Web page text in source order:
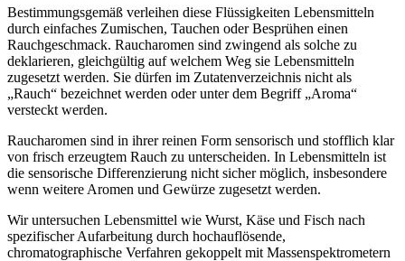
Bestimmungsgemäß verleihen diese Flüssigkeiten Lebensmitteln
durch einfaches Zumischen, Tauchen oder Besprühen einen
Rauchgeschmack. Raucharomen sind zwingend als solche zu
deklarieren, gleichgültig auf welchem Weg sie Lebensmitteln
zugesetzt werden. Sie dürfen im Zutatenverzeichnis nicht als
„Rauch“ bezeichnet werden oder unter dem Begriff „Aroma“
versteckt werden.
Raucharomen sind in ihrer reinen Form sensorisch und stofflich klar
von frisch erzeugtem Rauch zu unterscheiden. In Lebensmitteln ist
die sensorische Differenzierung nicht sicher möglich, insbesondere
wenn weitere Aromen und Gewürze zugesetzt werden.
Wir untersuchen Lebensmittel wie Wurst, Käse und Fisch nach
spezifischer Aufarbeitung durch hochauflösende,
chromatographische Verfahren gekoppelt mit Massenspektrometern